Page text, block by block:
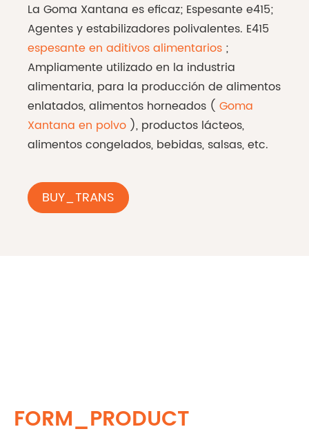
La Goma Xantana es eficaz; Espesante e415;
Agentes y estabilizadores polivalentes. E415
espesante en aditivos alimentarios ;
Ampliamente utilizado en la industria
alimentaria, para la producción de alimentos
enlatados, alimentos horneados ( Goma
Xantana en polvo ), productos lácteos,
alimentos congelados, bebidas, salsas, etc.
BUY_TRANS
FORM_PRODUCT